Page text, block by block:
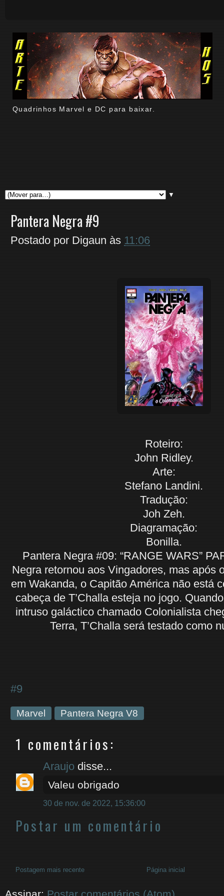
Quadrinhos Marvel e DC para baixar.
▼
Pantera Negra #9
Postado por Digaun às 11:06
Roteiro:
John Ridley.
Arte:
Stefano Landini.
Tradução:
Joh Zeh.
Diagramação:
Bonilla.
Pantera Negra #09: “RANGE WARS”
Negra retornou aos Vingadores, mas após
em Wakanda, o Capitão América não está
cabeça de T’Challa esteja no jogo.
intruso galáctico chamado Colonialista
Terra, T’Challa será testado como
#9
Marvel Pantera Negra V8
1 comentários:
Araujo disse...
Valeu obrigado
30 de nov. de 2022, 15:36:00
Postar um comentário
Postagem mais recente Página inicial